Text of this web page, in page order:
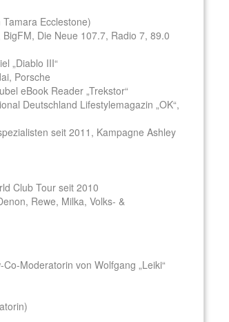
Ecclestone)
Die Neue 107.7, Radio 7, 89.0
„Diablo III“
Porsche
eBook Reader „Trekstor“
Deutschland Lifestylemagazin „OK“,
seit 2011, Kampagne Ashley
Club Tour seit 2010
Rewe, Milka, Volks- &
Moderatorin von Wolfgang „Leiki“